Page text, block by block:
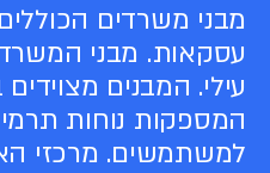
מבני משרדים
עסקאות. מבני
עילי. המבנים מצוידים
המספקות נוחות
למשתמשים. מרכזי